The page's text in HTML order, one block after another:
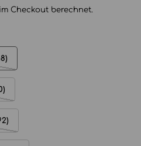
Checkout berechnet.